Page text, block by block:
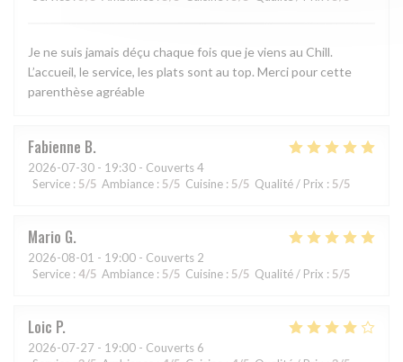
Je ne suis jamais déçu chaque fois que je viens au Chill.
L’accueil, le service, les plats sont au top. Merci pour cette
parenthèse agréable
Fabienne B
2026-07-30 - 19:30 - Couverts 4
Service : 5/5 Ambiance : 5/5 Cuisine : 5/5 Qualité / Prix : 5/5
Mario G
2026-08-01 - 19:00 - Couverts 2
Service : 4/5 Ambiance : 5/5 Cuisine : 5/5 Qualité / Prix : 5/5
Loic P
2026-07-27 - 19:00 - Couverts 6